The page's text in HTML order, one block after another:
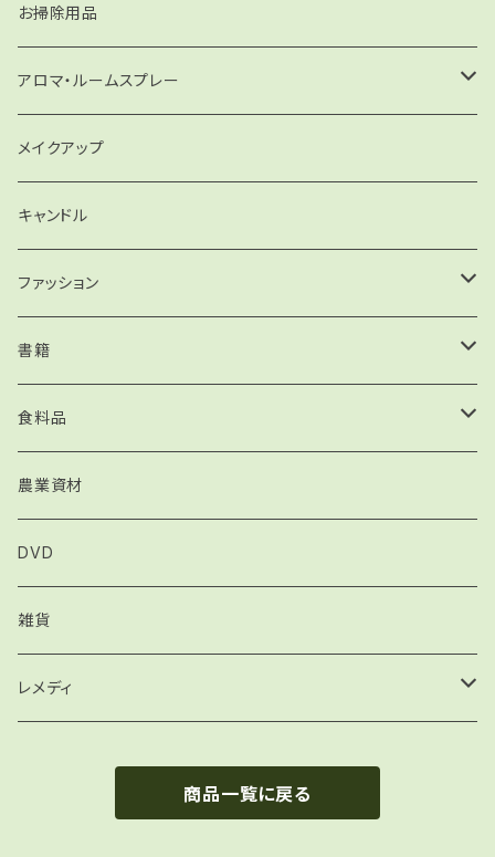
ミツロウクリーム
リップケア・ハンドケア
クレンジング
デオドラント
洗濯洗剤
住まいの洗剤
食器洗い
お掃除用品
アロマ・ルームスプレー
精油
ルームスプレー
キャンドル
メイクアップ
キャンドル
ファッション
バッグ
書籍
手引書
インナーチャイルド関連書籍
フラワーエッセンス関連書籍
レメディシール
マテリアメディカ
食料品
オイル
ハーブティー
御古菌
農業資材
DVD
雑貨
レメディ
コンビネーションレメディ
商品一覧に戻る